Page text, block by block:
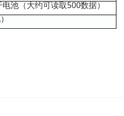
池（大约可读取500数据）